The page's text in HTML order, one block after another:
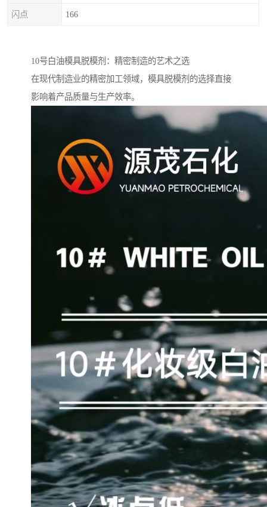
闪点 166
10号白油模具脱模剂：精密制造的艺术之选
在现代制造业的精密加工领域，模具脱模剂的选择直接
影响着产品质量与生产效率。